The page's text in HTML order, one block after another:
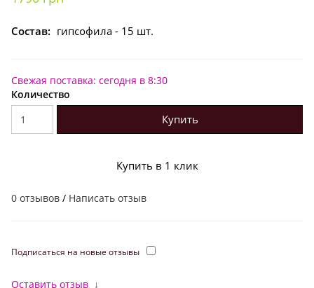
Состав: гипсофила - 15 шт.
Свежая поставка: сегодня в 8:30
Количество
Купить
Купить в 1 клик
0 отзывов / Написать отзыв
Подписаться на новые отзывы
Оставить отзыв ↓